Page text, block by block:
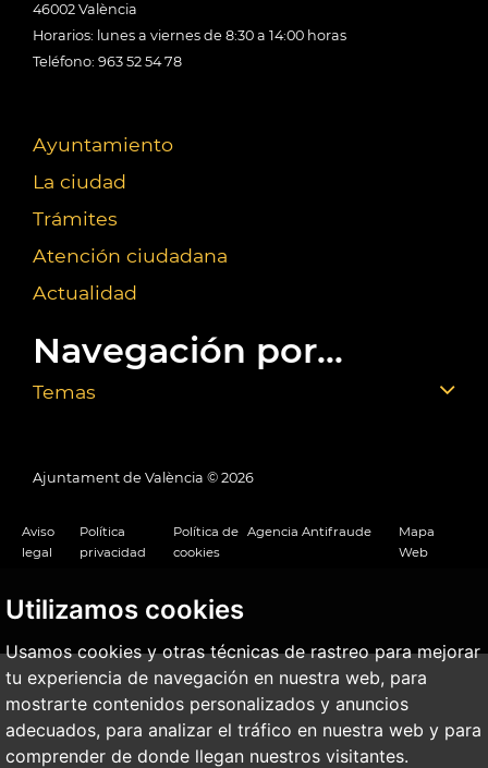
Utilizamos cookies
Usamos cookies y otras técnicas de rastreo para mejorar
tu experiencia de navegación en nuestra web, para
mostrarte contenidos personalizados y anuncios
adecuados, para analizar el tráfico en nuestra web y para
comprender de donde llegan nuestros visitantes.
46002 València
Horarios: lunes a viernes de 8:30 a 14:00 horas
Teléfono: 963 52 54 78
Ayuntamiento
La ciudad
Trámites
Atención ciudadana
Actualidad
Navegación por...
Temas
Ajuntament de València © 2026
Aviso
legal
Política
privacidad
Política de
cookies
Agencia Antifraude
Mapa
Web